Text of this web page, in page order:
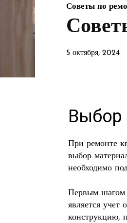
Советы по
5 октября, 2024
Выбор
При ремонте
выбор
необходимо
Первым шагом
является
конструкцию,